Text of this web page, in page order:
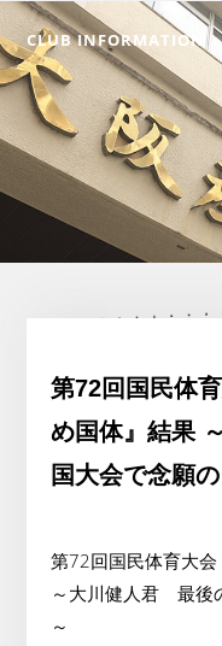
CLUB INFORMATION
第72回国民体
め国体』結果
国大会で念願
第72回国民体育大
～大川健人君 最後
～